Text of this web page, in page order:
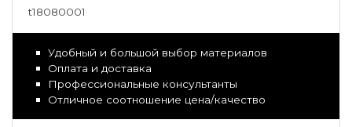
t18080001
Удобный и большой выбор материалов
Оплата и доставка
Профессиональные консультанты
Отличное соотношение цена/качество